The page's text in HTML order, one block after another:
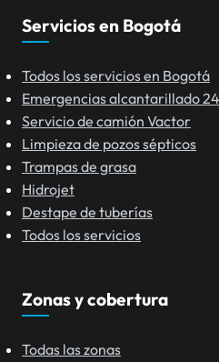
Servicios en Bogotá
Todos los servicios en Bogotá
Emergencias alcantarillado
Servicio de camión Vactor
Limpieza de pozos sépticos
Trampas de grasa
Hidrojet
Destape de tuberías
Todos los servicios
Zonas y cobertura
Todas las zonas